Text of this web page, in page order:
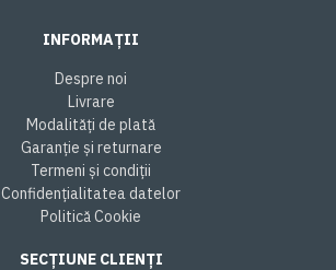
INFORMAȚII
Despre noi
Livrare
Modalități de plată
Garanție și returnare
Termeni și condiții
Confidențialitatea datelor
Politică Cookie
SECȚIUNE CLIENȚI